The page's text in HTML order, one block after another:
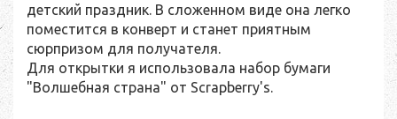
детский праздник. В сложенном виде она легко
поместится в конверт и станет приятным
сюрпризом для получателя.
Для открытки я использовала набор бумаги
"Волшебная страна" от Scrapberry's.